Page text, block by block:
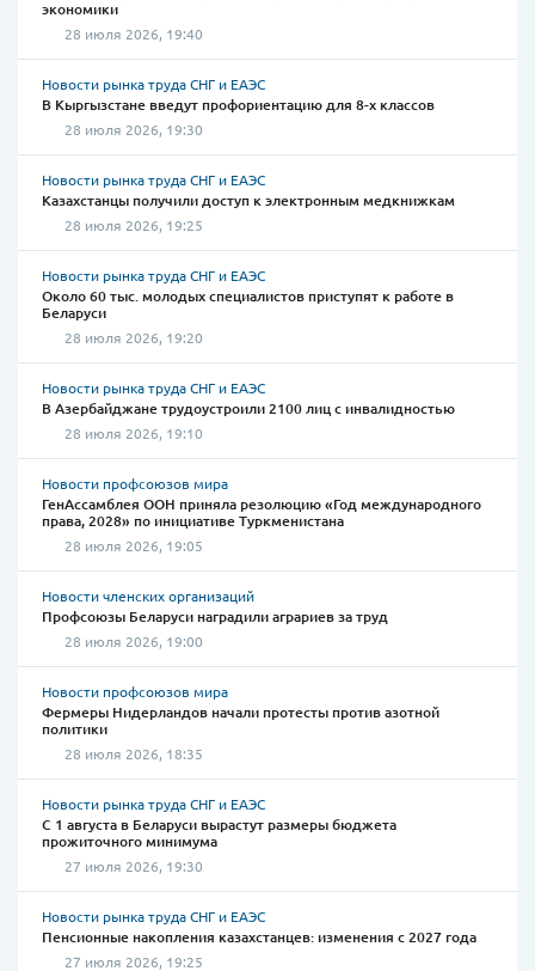
экономики
28 июля 2026, 19:40
Новости рынка труда СНГ и ЕАЭС
В Кыргызстане введут профориентацию для 8-х классов
28 июля 2026, 19:30
Новости рынка труда СНГ и ЕАЭС
Казахстанцы получили доступ к электронным медкнижкам
28 июля 2026, 19:25
Новости рынка труда СНГ и ЕАЭС
Около 60 тыс. молодых специалистов приступят к работе в
Беларуси
28 июля 2026, 19:20
Новости рынка труда СНГ и ЕАЭС
В Азербайджане трудоустроили 2100 лиц с инвалидностью
28 июля 2026, 19:10
Новости профсоюзов мира
ГенАссамблея ООН приняла резолюцию «Год международного
права, 2028» по инициативе Туркменистана
28 июля 2026, 19:05
Новости членских организаций
Профсоюзы Беларуси наградили аграриев за труд
28 июля 2026, 19:00
Новости профсоюзов мира
Фермеры Нидерландов начали протесты против азотной
политики
28 июля 2026, 18:35
Новости рынка труда СНГ и ЕАЭС
С 1 августа в Беларуси вырастут размеры бюджета
прожиточного минимума
27 июля 2026, 19:30
Новости рынка труда СНГ и ЕАЭС
Пенсионные накопления казахстанцев: изменения с 2027 года
27 июля 2026, 19:25